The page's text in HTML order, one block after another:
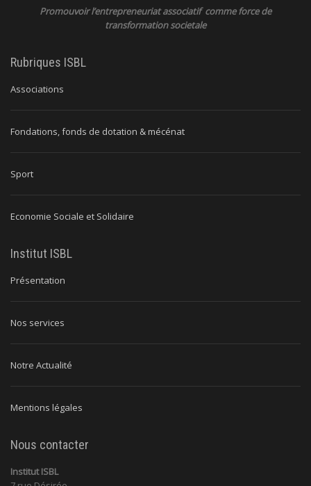
Promouvoir l’entrepreneuriat associatif comme force de
transformation societale
Rubriques ISBL
Associations
Fondations, fonds de dotation & mécénat
Sport
Economie Sociale et Solidaire
Institut ISBL
Présentation
Nos services
Notre Actualité
Mentions légales
Nous contacter
Institut ISBL